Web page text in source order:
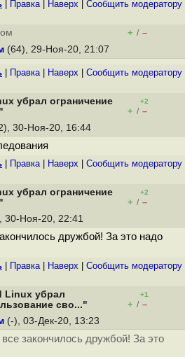
Правка| Наверх Cообщить модератору
+ / –
(64), 29-Ноя-20, 21:07
Правка| Наверх Cообщить модератору
убрал ограничение
+2
+ / –
30-Ноя-20, 16:44
Правка| Наверх Cообщить модератору
убрал ограничение
+2
+ / –
30-Ноя-20, 22:41
дружбой! За это надо
Правка| Наверх Cообщить модератору
Linux убрал
сво..."
+1
+ / –
(-), 03-Дек-20, 13:23
закончилось дружбой! За это